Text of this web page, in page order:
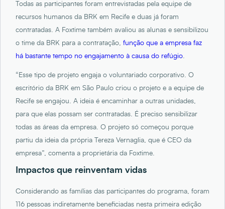
Todas as participantes foram entrevistadas pela equipe de
recursos humanos da BRK em Recife e duas já foram
contratadas. A Foxtime também avaliou as alunas e sensibilizou
o time da BRK para a contratação, função que a empresa faz
há bastante tempo no engajamento à causa do refúgio.
“Esse tipo de projeto engaja o voluntariado corporativo. O
escritório da BRK em São Paulo criou o projeto e a equipe de
Recife se engajou. A ideia é encaminhar a outras unidades,
para que elas possam ser contratadas. É preciso sensibilizar
todas as áreas da empresa. O projeto só começou porque
partiu da ideia da própria Tereza Vernaglia, que é CEO da
empresa”, comenta a proprietária da Foxtime.
Impactos que reinventam vidas
Considerando as famílias das participantes do programa, foram
116 pessoas indiretamente beneficiadas nesta primeira edição